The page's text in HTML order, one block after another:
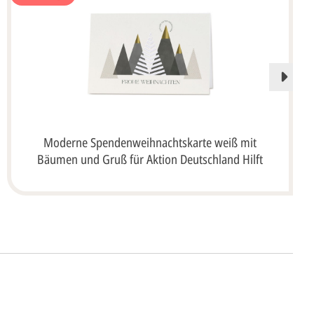
Moderne Spendenweihnachtskarte weiß mit
Bäumen und Gruß für Aktion Deutschland Hilft